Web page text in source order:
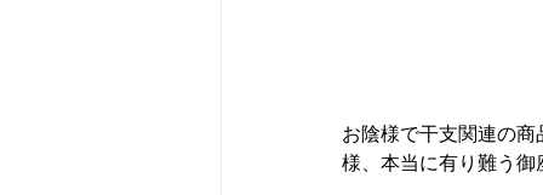
お陰様で干支関連の
様、本当に有り難う